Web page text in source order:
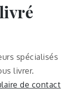
spécialisés
livrer.
de contact